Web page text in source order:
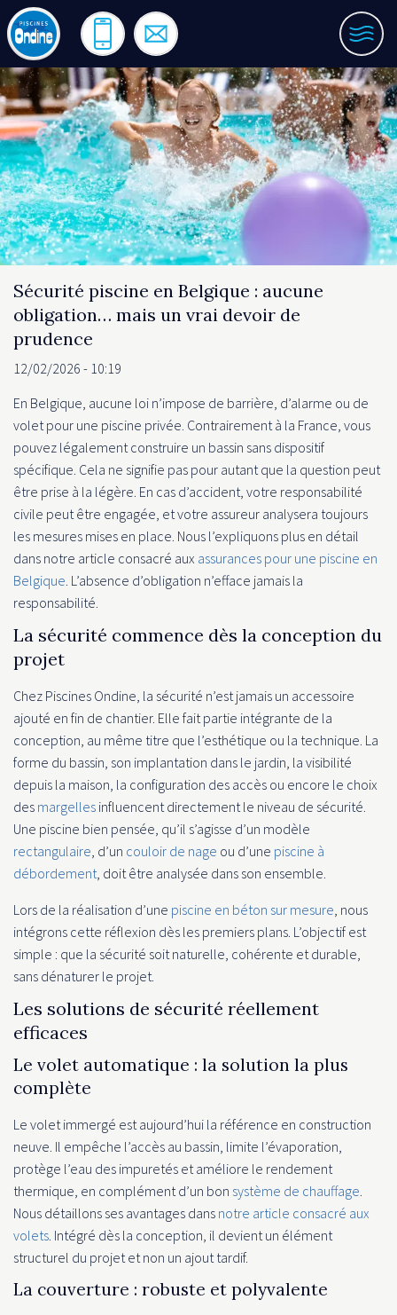
Aller
au
contenu
principal
CONTACT
TÉLÉPHONE
Sécurité piscine en Belgique : aucune
obligation… mais un vrai devoir de
prudence
12/02/2026 - 10:19
En Belgique, aucune loi n’impose de barrière, d’alarme ou de
volet pour une piscine privée. Contrairement à la France, vous
pouvez légalement construire un bassin sans dispositif
spécifique. Cela ne signifie pas pour autant que la question peut
être prise à la légère. En cas d’accident, votre responsabilité
civile peut être engagée, et votre assureur analysera toujours
les mesures mises en place. Nous l’expliquons plus en détail
dans notre article consacré aux assurances pour une piscine en
Belgique. L’absence d’obligation n’efface jamais la
responsabilité.
La sécurité commence dès la conception du
projet
Chez Piscines Ondine, la sécurité n’est jamais un accessoire
ajouté en fin de chantier. Elle fait partie intégrante de la
conception, au même titre que l’esthétique ou la technique. La
forme du bassin, son implantation dans le jardin, la visibilité
depuis la maison, la configuration des accès ou encore le choix
des margelles influencent directement le niveau de sécurité.
Une piscine bien pensée, qu’il s’agisse d’un modèle
rectangulaire, d’un couloir de nage ou d’une piscine à
débordement, doit être analysée dans son ensemble.
Lors de la réalisation d’une piscine en béton sur mesure, nous
intégrons cette réflexion dès les premiers plans. L’objectif est
simple : que la sécurité soit naturelle, cohérente et durable,
sans dénaturer le projet.
Les solutions de sécurité réellement
efficaces
Le volet automatique : la solution la plus
complète
Le volet immergé est aujourd’hui la référence en construction
neuve. Il empêche l’accès au bassin, limite l’évaporation,
protège l’eau des impuretés et améliore le rendement
thermique, en complément d’un bon système de chauffage.
Nous détaillons ses avantages dans notre article consacré aux
volets. Intégré dès la conception, il devient un élément
structurel du projet et non un ajout tardif.
La couverture : robuste et polyvalente